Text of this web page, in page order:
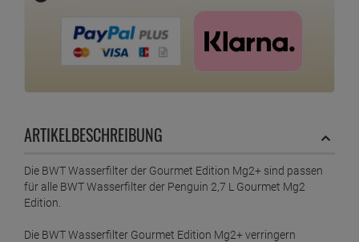
ARTIKELBESCHREIBUNG
Die BWT Wasserfilter der Gourmet Edition Mg2+ sind passen
für alle BWT Wasserfilter der Penguin 2,7 L Gourmet Mg2
Edition.
Die BWT Wasserfilter Gourmet Edition Mg2+ verringern